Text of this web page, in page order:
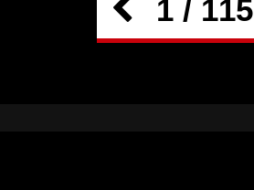
1 / 115